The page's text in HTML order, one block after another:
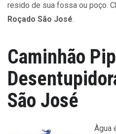
resido de sua fossa ou poço.
Roçado São José.
Caminhão
São José
Àgua